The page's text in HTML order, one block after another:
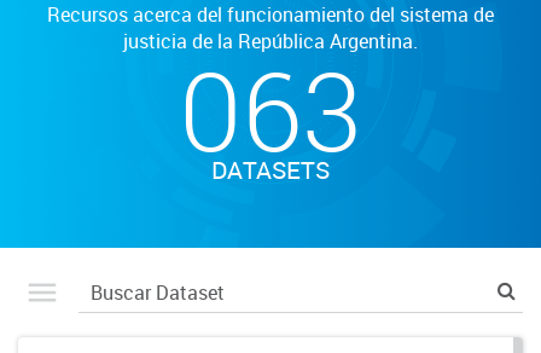
Recursos acerca del funcionamiento del sistema de
justicia de la República Argentina.
063
DATASETS